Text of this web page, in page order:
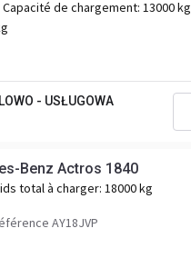
/ SPROWADZONY /
STAN BDB
Capacité de chargement: 13000 kg
- USŁUGOWA
Benz Actros 1840
total à charger: 18000 kg
AY18JVP